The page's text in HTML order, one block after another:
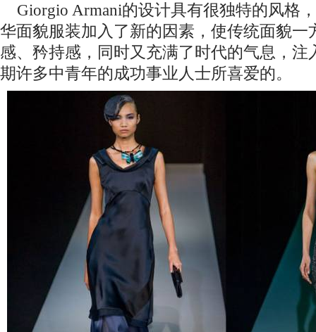
Giorgio Armani的设计具有很独特的风格
华面貌服装加入了新的因素，使传统面貌一
感、矜持感，同时又充满了时代的气息，注
期许多中青年的成功事业人士所喜爱的。